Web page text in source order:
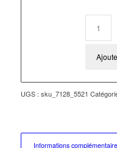
UGS : sku_7128_5521
Informations